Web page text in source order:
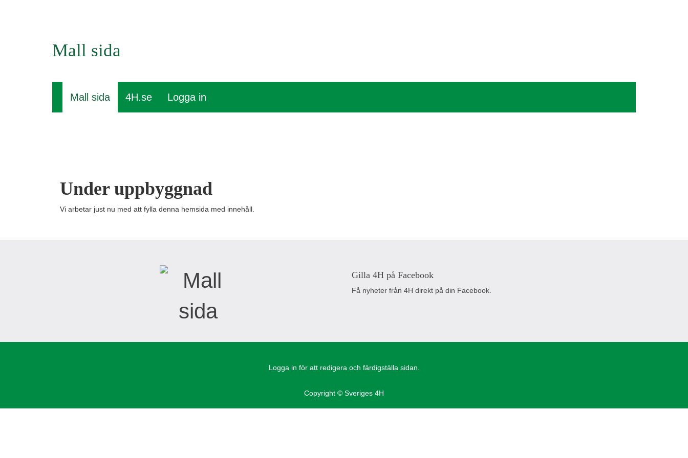
Mall sida
Mall sida 4H.se Logga in
Under uppbyggnad
Vi arbetar just nu med att fylla denna hemsida med innehåll.
Gilla 4H på Facebook
Få nyheter från 4H direkt på din Facebook.
Logga in för att redigera och färdigställa sidan.
Copyright © Sveriges 4H